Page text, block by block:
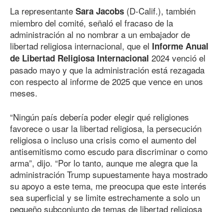
La representante Sara Jacobs (D-Calif.), también
miembro del comité, señaló el fracaso de la
administración al no nombrar a un embajador de
libertad religiosa internacional, que el Informe Anual
de Libertad Religiosa Internacional 2024 venció el
pasado mayo y que la administración está rezagada
con respecto al informe de 2025 que vence en unos
meses.
“Ningún país debería poder elegir qué religiones
favorece o usar la libertad religiosa, la persecución
religiosa o incluso una crisis como el aumento del
antisemitismo como escudo para discriminar o como
arma”, dijo. “Por lo tanto, aunque me alegra que la
administración Trump supuestamente haya mostrado
su apoyo a este tema, me preocupa que este interés
sea superficial y se limite estrechamente a solo un
pequeño subconjunto de temas de libertad religiosa